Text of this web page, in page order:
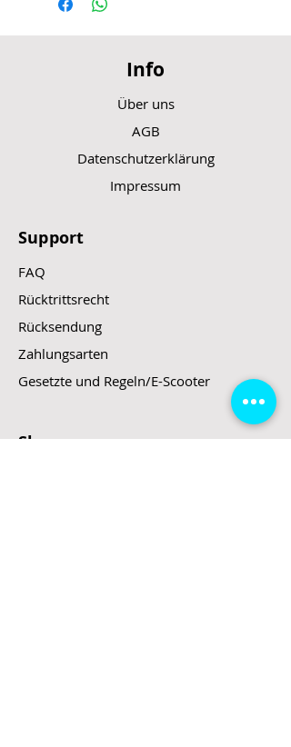
Info
Über uns
AGB
Datenschutzerklärung
Impressum
Support
FAQ
Rücktrittsrecht
Rücksendung
Zahlungsarten
Gesetzte und Regeln/E-Scooter
Shop